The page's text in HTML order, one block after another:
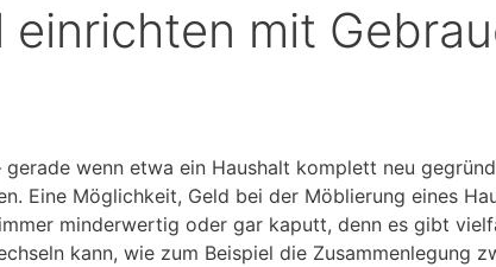
einrichten mit
gerade wenn etwa ein Haushalt komplett neu
Eine Möglichkeit, Geld bei der Möblierung eines
minderwertig oder gar kaputt, denn es gibt
kann, wie zum Beispiel die Zusammenlegung